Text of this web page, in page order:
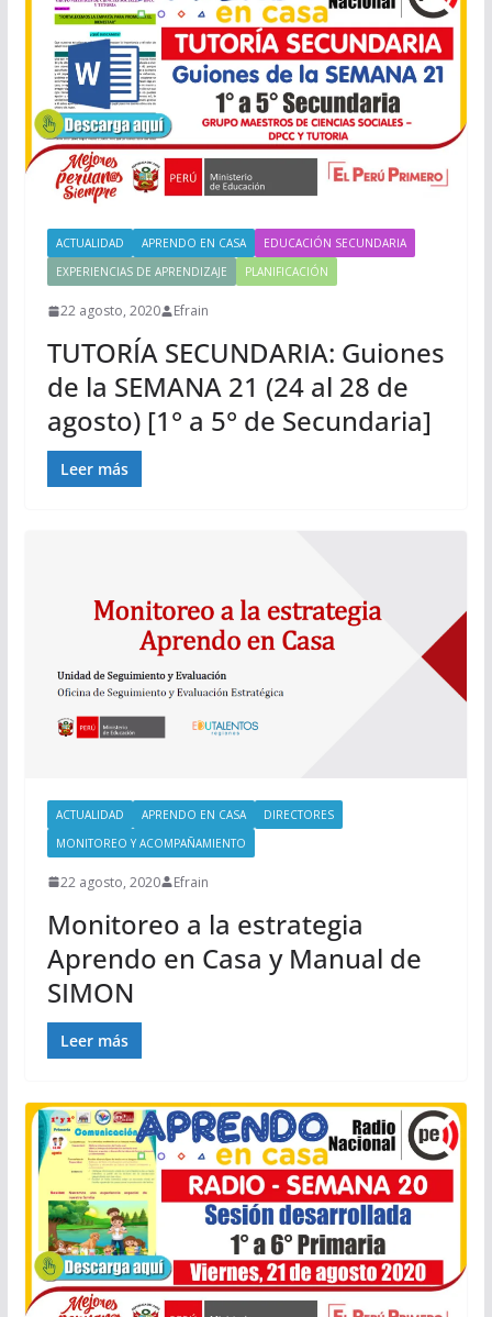
ACTUALIDAD APRENDO EN CASA
EDUCACIÓN SECUNDARIA
EXPERIENCIAS DE APRENDIZAJE
PLANIFICACIÓN
22 agosto, 2020 Efrain
TUTORÍA SECUNDARIA: Guiones
de la SEMANA 21 (24 al 28 de
agosto) [1° a 5° de Secundaria]
Leer más
ACTUALIDAD APRENDO EN CASA
DIRECTORES
MONITOREO Y ACOMPAÑAMIENTO
22 agosto, 2020 Efrain
Monitoreo a la estrategia
Aprendo en Casa y Manual de
SIMON
Leer más